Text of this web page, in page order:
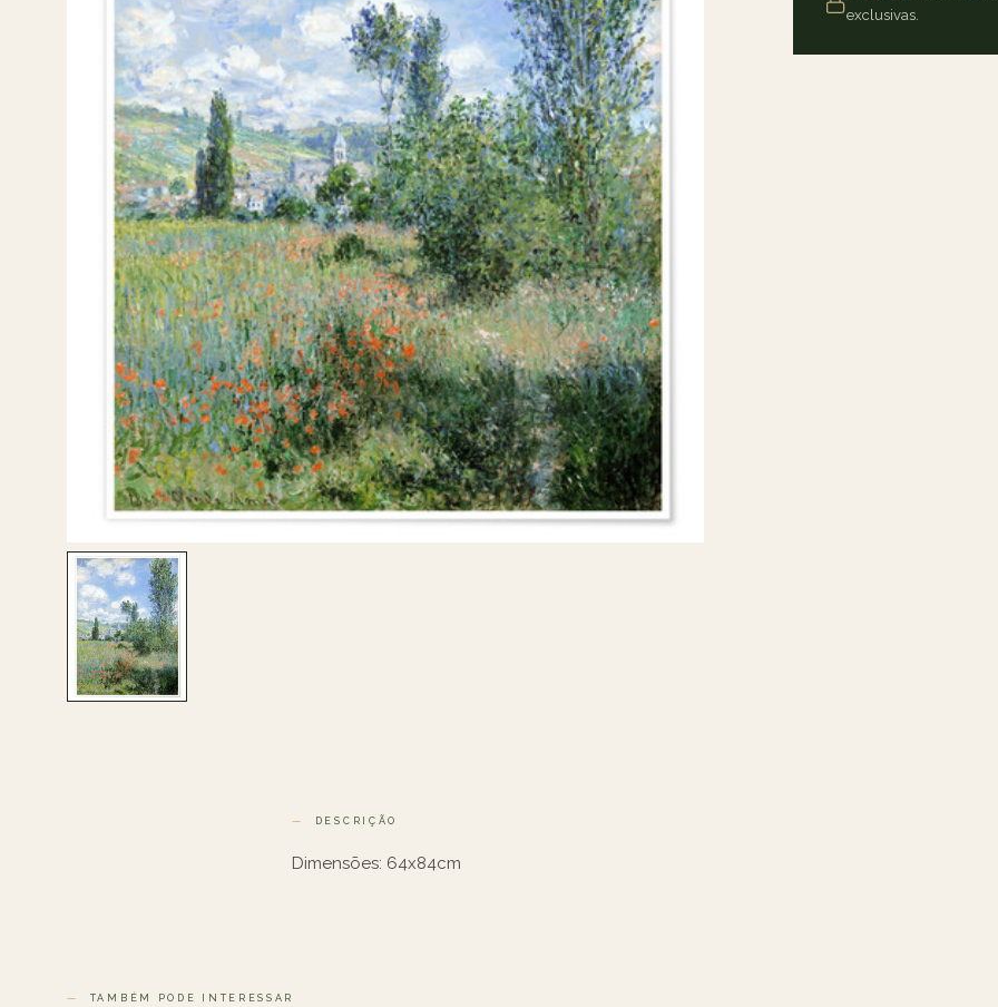
exclusivas.
DESCRIÇÃO
Dimensões: 64x84cm
TAMBÉM PODE INTERESSAR